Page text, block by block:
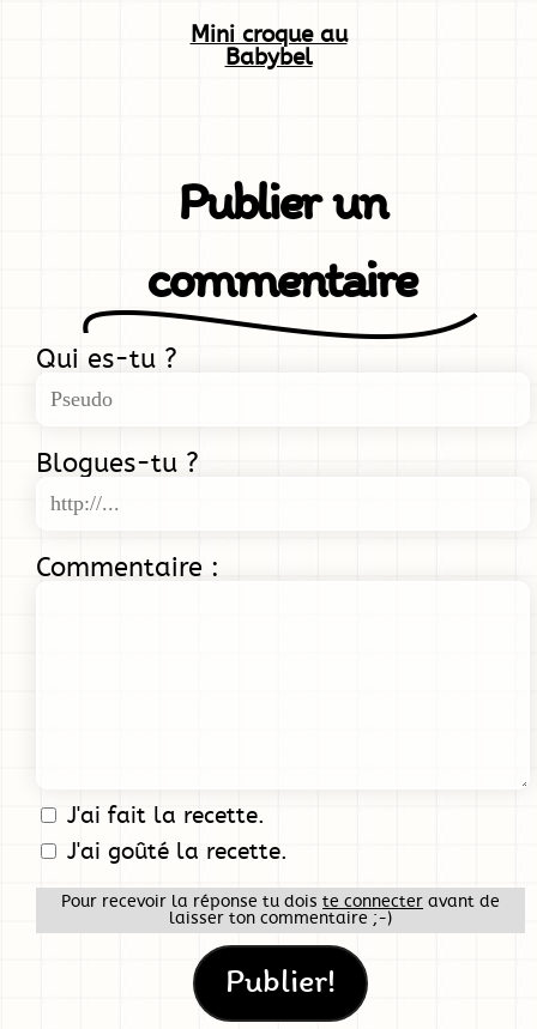
Mini croque au
Babybel
Publier un
commentaire
Qui es-tu ?
Blogues-tu ?
Commentaire :
J'ai fait la recette.
J'ai goûté la recette.
Pour recevoir la réponse tu dois te connecter avant de
laisser ton commentaire ;-)